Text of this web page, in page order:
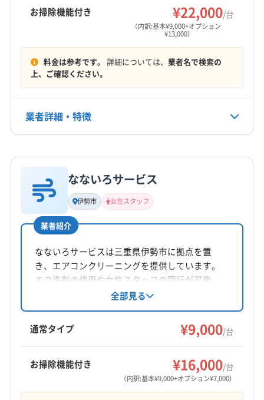
三重郡朝日町
多気郡多気町
多気郡大台町
度会郡大紀町
南牟婁郡紀宝町
北牟婁郡紀北町
定休日
年中無休
090-3310-0441
お掃除機能付き ¥22,000/台
（内訳:基本¥9,000+オプション
¥13,000）
料金は参考です。 詳細については、 業者名で検索の
上、ご確認ください。
業者詳細・特徴
基本情報
代表者名
所在地
三重県亀山市本町4丁目9-14
対応地域
いなべ市 伊賀市
熊野市
桑名市 四日市市 志摩市 松阪市
鳥羽市
津市
尾鷲市
員弁郡東員町
三重郡朝日町
多気郡多気町
多気郡大台町
度会郡玉城町
度会郡大紀町
度会郡度会町
度会郡南伊勢町 南牟婁郡紀宝町
9:00〜20:00
なないろサービス
伊勢市 女性スタッフ
業者紹介
なないろサービスは三重県伊勢市に拠点を置
き、エアコンクリーニングを提供しています。
エコ洗剤の使用や女性スタッフの同行が可能
で、小さなお子様やペットがいる家庭でも安心
です。丁寧な作業を心掛け、日常清掃のアドバ
イスも行っています。
全部見る
通常タイプ ¥9,000/台
お掃除機能付き ¥16,000/台
（内訳:基本¥9,000+オプション¥7,000）